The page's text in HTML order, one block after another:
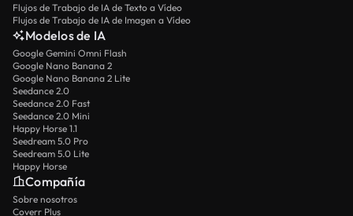
Flujos de Trabajo de IA de Texto a Vídeo
Flujos de Trabajo de IA de Imagen a Vídeo
Modelos de IA
Google Gemini Omni Flash
Google Nano Banana 2
Google Nano Banana 2 Lite
Seedance 2.0
Seedance 2.0 Fast
Seedance 2.0 Mini
Happy Horse 1.1
Seedream 5.0 Pro
Seedream 5.0 Lite
Happy Horse
Compañía
Sobre nosotros
Coverr Plus